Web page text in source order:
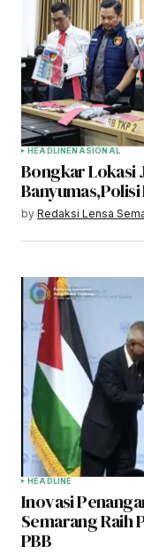
HEADLINENASIONAL
Bongkar Lokasi
by Redaksi Lensa
HEADLINE
Inovasi
Semarang Raih
PBB